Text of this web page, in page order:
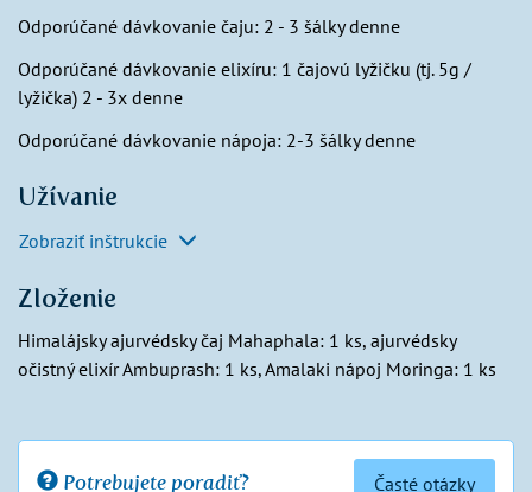
Odporúčané dávkovanie čaju: 2 - 3 šálky denne
Odporúčané dávkovanie elixíru: 1 čajovú lyžičku (tj. 5g /
lyžička) 2 - 3x denne
Odporúčané dávkovanie nápoja: 2-3 šálky denne
Užívanie
Zobraziť inštrukcie
Zloženie
Himalájsky ajurvédsky čaj Mahaphala: 1 ks, ajurvédsky
očistný elixír Ambuprash: 1 ks, Amalaki nápoj Moringa: 1 ks
Potrebujete poradiť? Časté otázky